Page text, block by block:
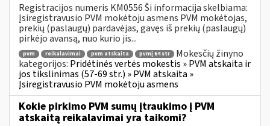
Registracijos numeris KM0556 Ši informacija skelbiama:
Įsiregistravusio PVM mokėtoju asmens PVM mokėtojas,
prekių (paslaugų) pardavėjas, gavęs iš prekių (paslaugų)
pirkėjo avansą, nuo kurio jis...
pvm reikalavimai pvm atskaita pvmį 64 str
Mokesčių žinyno
kategorijos: Pridėtinės vertės mokestis » PVM atskaita ir
jos tikslinimas (57-69 str.) » PVM atskaita »
Įsiregistravusio PVM mokėtoju asmens
Kokie pirkimo PVM sumų įtraukimo į PVM
atskaitą reikalavimai yra taikomi?